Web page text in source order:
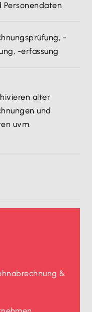
Personendaten
-
-erfassung
alter
und
uvm.
&